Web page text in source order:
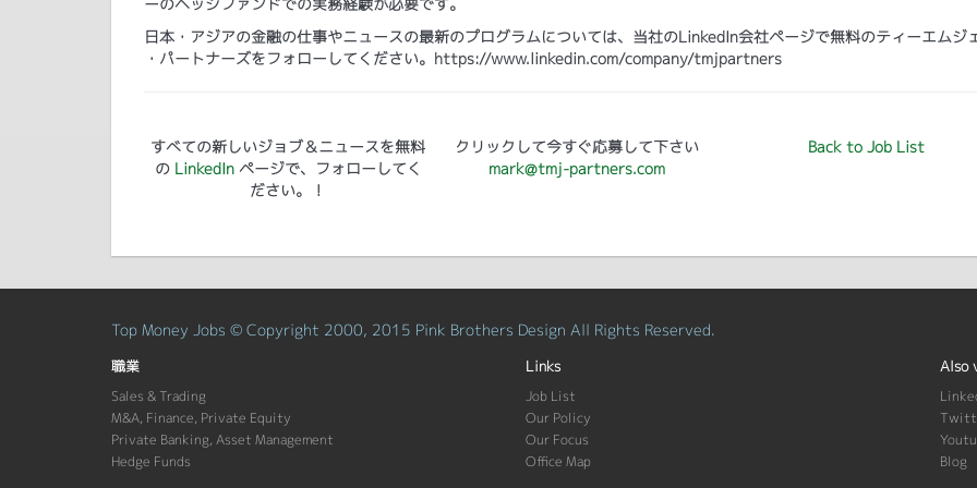
日本・アジアの金融の仕事やニュースの最新のプログラムについては、当社のLinkedIn会社ページで無料のティーエムジ
・パートナーズをフォローしてください。https://www.linkedin.com/company/tmjpartners
すべての新しいジョブ＆ニュースを無料
の LinkedInページで、フォローしてく
ださい。！
クリックして今すぐ応募して下さい
mark@tmj-partners.com
Back to Job List
Top Money Jobs © Copyright 2000, 2015 Pink Brothers Design All Rights Reserved.
職業
Sales & Trading
M&A, Finance, Private Equity
Private Banking, Asset Management
Hedge Funds
Links
Job List
Our Policy
Our Focus
Office Map
Also
Blog